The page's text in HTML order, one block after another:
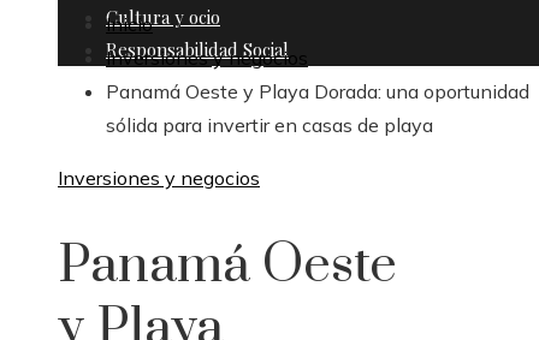
Cultura y ocio
Responsabilidad Social
Inicio
Inversiones y negocios
Panamá Oeste y Playa Dorada: una oportunidad
sólida para invertir en casas de playa
Inversiones y negocios
Panamá Oeste